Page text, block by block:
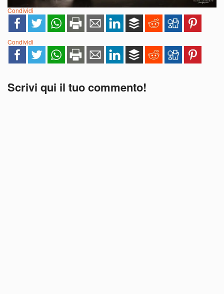
Condividi
Condividi
Scrivi qui il tuo commento!